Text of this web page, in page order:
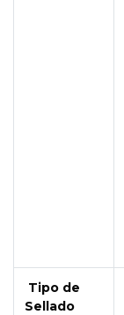
Tipo de
Sellado